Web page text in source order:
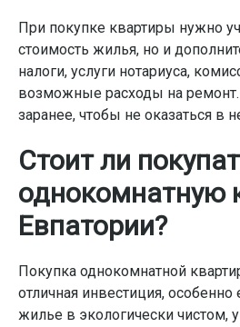
При покупке квартиры нужно
стоимость жилья, но и
налоги, услуги нотариуса,
возможные расходы на ремонт.
заранее, чтобы не оказаться в
Стоит ли
однокомнатную
Евпатории?
Покупка однокомнатной
отличная инвестиция,
жилье в экологически чистом,